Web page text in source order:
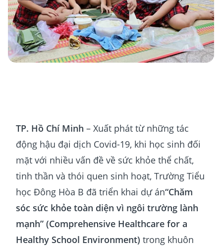
TP. Hồ Chí Minh – Xuất phát từ những tác
động hậu đại dịch Covid-19, khi học sinh đối
mặt với nhiều vấn đề về sức khỏe thể chất,
tinh thần và thói quen sinh hoạt, Trường Tiểu
học Đông Hòa B đã triển khai dự án“Chăm
sóc sức khỏe toàn diện vì ngôi trường lành
mạnh” (Comprehensive Healthcare for a
Healthy School Environment) trong khuôn